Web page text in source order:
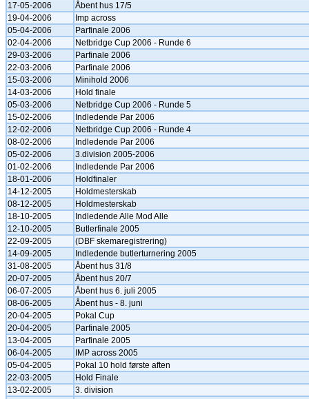
17-05-2006
Åbent hus 17/5
19-04-2006
Imp across
05-04-2006
Parfinale 2006
02-04-2006
Netbridge Cup 2006 - Runde 6
29-03-2006
Parfinale 2006
22-03-2006
Parfinale 2006
15-03-2006
Minihold 2006
14-03-2006
Hold finale
05-03-2006
Netbridge Cup 2006 - Runde 5
15-02-2006
Indledende Par 2006
12-02-2006
Netbridge Cup 2006 - Runde 4
08-02-2006
Indledende Par 2006
05-02-2006
3.division 2005-2006
01-02-2006
Indledende Par 2006
18-01-2006
Holdfinaler
14-12-2005
Holdmesterskab
08-12-2005
Holdmesterskab
18-10-2005
Indledende Alle Mod Alle
12-10-2005
Butlerfinale 2005
22-09-2005
(DBF skemaregistrering)
14-09-2005
Indledende butlerturnering 2005
31-08-2005
Åbent hus 31/8
20-07-2005
Åbent hus 20/7
06-07-2005
Åbent hus 6. juli 2005
08-06-2005
Åbent hus - 8. juni
20-04-2005
Pokal Cup
20-04-2005
Parfinale 2005
13-04-2005
Parfinale 2005
06-04-2005
IMP across 2005
05-04-2005
Pokal 10 hold første aften
22-03-2005
Hold Finale
13-02-2005
3. division